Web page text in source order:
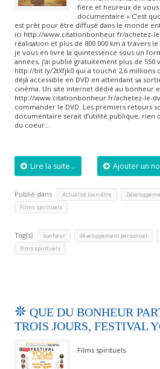
fière et heureux de
documentaire « C’est
est prêt pour être diffusé dans le monde
ici http://www.citationbonheur.fr/achetez-
réalisation et plus de 800 000 km à travers
je vous en livre la quintessence sous un
années, j’ai publié gratuitement plus de
http://bit.ly/2tXfjk0 qui a touché 2,6 millions
déjà accessible en DVD en attendant sa
cinéma. Un site internet dédié au bonheur
http://www.citationbonheur.fr/achetez-le-
commander le DVD. Les premiers retours
documentaire serait d’utilité publique, rien
du coeur…
Lire la suite... Ajouter un
Publié dans Actualité bien-être
Films spirituels
Tag(s) bonheur développement personnel
films spirituels
QUE DU BONHEUR
TROIS JOURS, FESTIVAL
Films spirituels